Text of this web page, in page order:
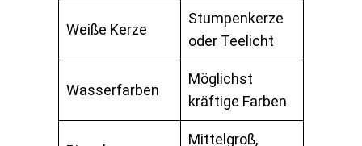
Weiße Kerze
Stumpenkerze
oder Teelicht
Wasserfarben
Möglichst
kräftige Farben
Mittelgroß,